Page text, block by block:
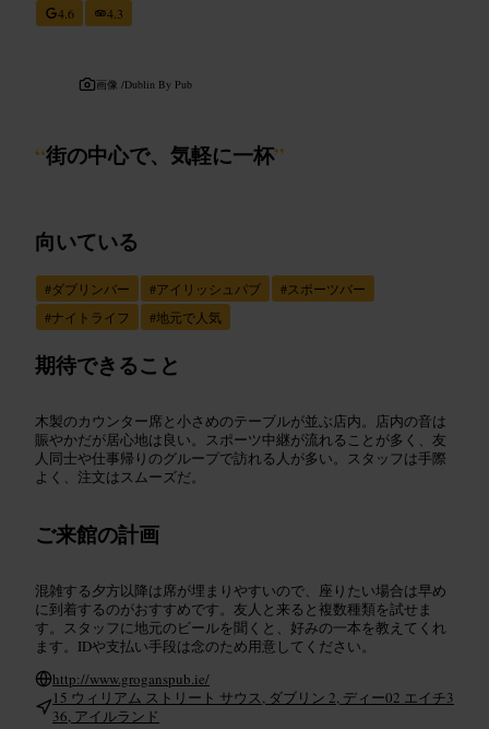
4.6
4.3
画像 /Dublin By Pub
“街の中心で、気軽に一杯”
向いている
#ダブリンバー #アイリッシュパブ #スポーツバー
#ナイトライフ #地元で人気
期待できること
木製のカウンター席と小さめのテーブルが並ぶ店内。店内の音は
賑やかだが居心地は良い。スポーツ中継が流れることが多く、友
人同士や仕事帰りのグループで訪れる人が多い。スタッフは手際
よく、注文はスムーズだ。
ご来館の計画
混雑する夕方以降は席が埋まりやすいので、座りたい場合は早め
に到着するのがおすすめです。友人と来ると複数種類を試せま
す。スタッフに地元のビールを聞くと、好みの一本を教えてくれ
ます。IDや支払い手段は念のため用意してください。
http://www.groganspub.ie/
15 ウィリアム ストリート サウス, ダブリン 2, ディー02 エイチ3
36, アイルランド